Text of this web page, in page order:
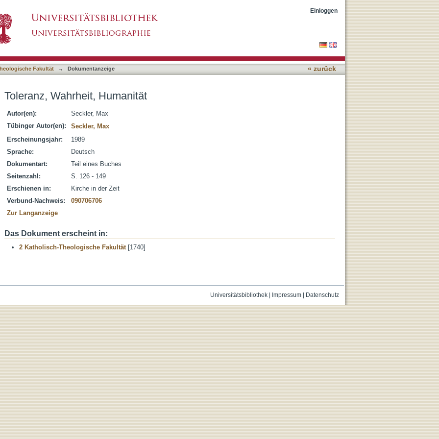
Einloggen
Fakultät → Dokumentanzeige « zurück
Toleranz, Wahrheit, Humanität
Autor(en):
Seckler, Max
Tübinger Autor(en):
Seckler, Max
Erscheinungsjahr:
1989
Sprache:
Deutsch
Dokumentart:
Teil eines Buches
Seitenzahl:
S. 126 - 149
Erschienen in:
Kirche in der Zeit
Verbund-Nachweis:
090706706
Zur Langanzeige
Das Dokument erscheint in:
2 Katholisch-Theologische Fakultät[1740]
Universitätsbibliothek| Impressum| Datenschutz